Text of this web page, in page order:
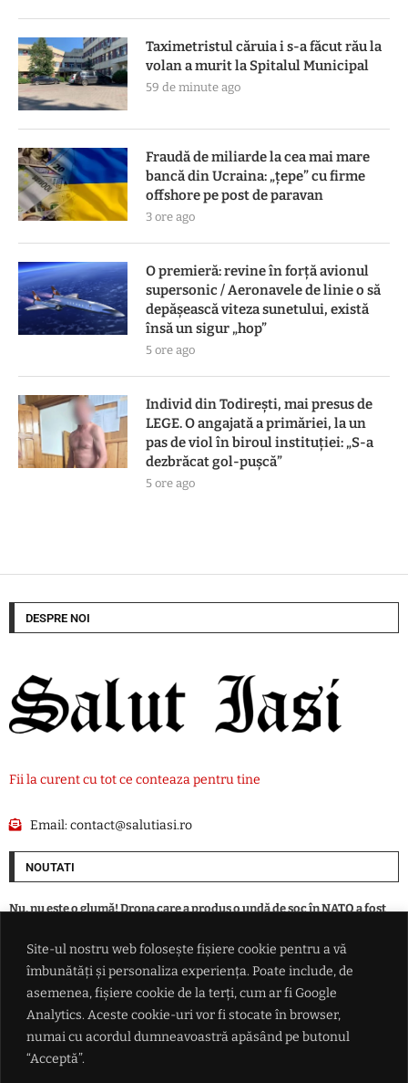
Site-ul nostru web folosește fișiere cookie pentru a vă
îmbunătăți și personaliza experiența. Poate include, de
asemenea, fișiere cookie de la terți, cum ar fi Google
Analytics. Aceste cookie-uri vor fi stocate în browser,
numai cu acordul dumneavoastră apăsând pe butonul
“Acceptă”.
Taximetristul căruia i s-a făcut rău la
volan a murit la Spitalul Municipal
59 de minute ago
Fraudă de miliarde la cea mai mare
bancă din Ucraina: „țepe” cu firme
offshore pe post de paravan
3 ore ago
O premieră: revine în forță avionul
supersonic / Aeronavele de linie o să
depășească viteza sunetului, există
însă un sigur „hop”
5 ore ago
Individ din Todirești, mai presus de
LEGE. O angajată a primăriei, la un
pas de viol în biroul instituției: „S-a
dezbrăcat gol-pușcă”
5 ore ago
DESPRE NOI
Fii la curent cu tot ce conteaza pentru tine
Email:contact@salutiasi.ro
NOUTATI
Nu, nu este o glumă! Drona care a produs o undă de șoc în NATO a fost
Taximetristul căruia i s-a făcut rău la volan a murit la Spitalul
Municipal
Fraudă de miliarde la cea mai mare bancă din Ucraina: „țepe” cu firme
offshore pe post de paravan